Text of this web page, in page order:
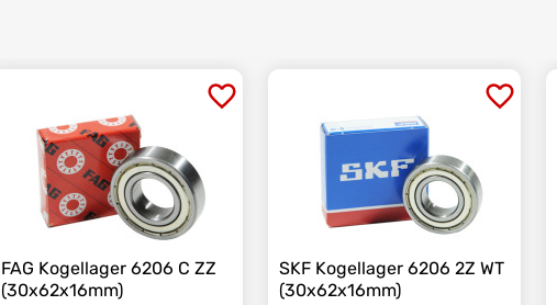
FAG Kogellager 6206 C ZZ
(30x62x16mm)
SKF Kogellager 6206 2Z WT
(30x62x16mm)